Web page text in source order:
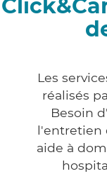
Les
réalisés
Besoin
l'entretien
aide à